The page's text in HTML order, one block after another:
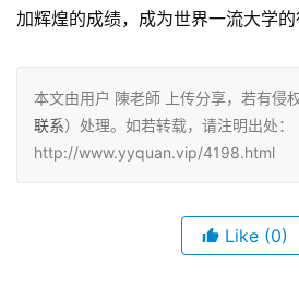
加辉煌的成绩，成为世界一流大学的
本文由用户 陳老師 上传分享，若有侵
联系）处理。如若转载，请注明出处：
http://www.yyquan.vip/4198.html
Like (0)